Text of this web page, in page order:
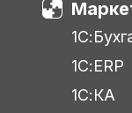
1С:ERP
1С:КА